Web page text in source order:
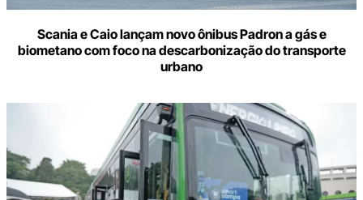
Scania e Caio lançam novo ônibus Padron a gás e
biometano com foco na descarbonização do transporte
urbano